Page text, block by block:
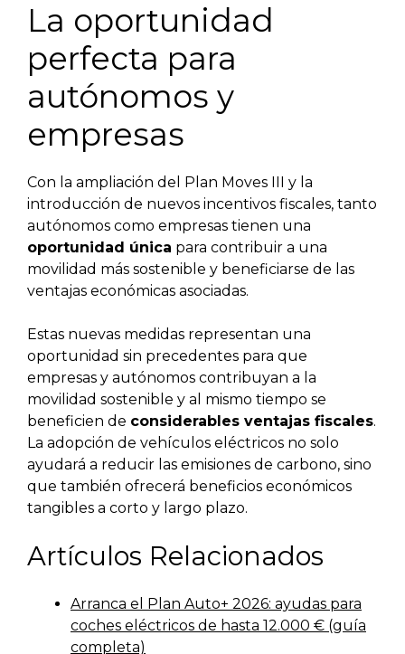
La oportunidad
perfecta para
autónomos y
empresas
Con la ampliación del Plan Moves III y la
introducción de nuevos incentivos fiscales, tanto
autónomos como empresas tienen una
oportunidad única para contribuir a una
movilidad más sostenible y beneficiarse de las
ventajas económicas asociadas.
Estas nuevas medidas representan una
oportunidad sin precedentes para que
empresas y autónomos contribuyan a la
movilidad sostenible y al mismo tiempo se
beneficien de considerables ventajas fiscales.
La adopción de vehículos eléctricos no solo
ayudará a reducir las emisiones de carbono, sino
que también ofrecerá beneficios económicos
tangibles a corto y largo plazo.
Artículos Relacionados
Arranca el Plan Auto+ 2026: ayudas para
coches eléctricos de hasta 12.000 € (guía
completa)